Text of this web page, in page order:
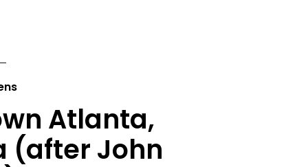
Atlanta,
(after John